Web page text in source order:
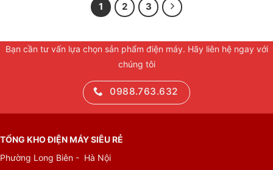
1 2 3
Bạn cần tư vấn lựa chọn sản phẩm điện máy. Hãy liên hệ ngay với
chúng tôi
0988.763.632
TỔNG KHO ĐIỆN MÁY SIÊU RẺ
Phường Long Biên - Hà Nội